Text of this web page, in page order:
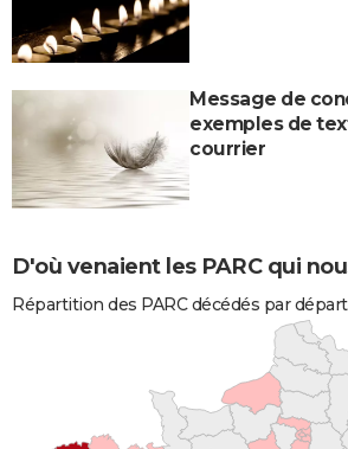
Message de
exemples de
courrier
D'où venaient les PARC qui
Répartition des PARC décédés par